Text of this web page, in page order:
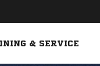
& SERVICE